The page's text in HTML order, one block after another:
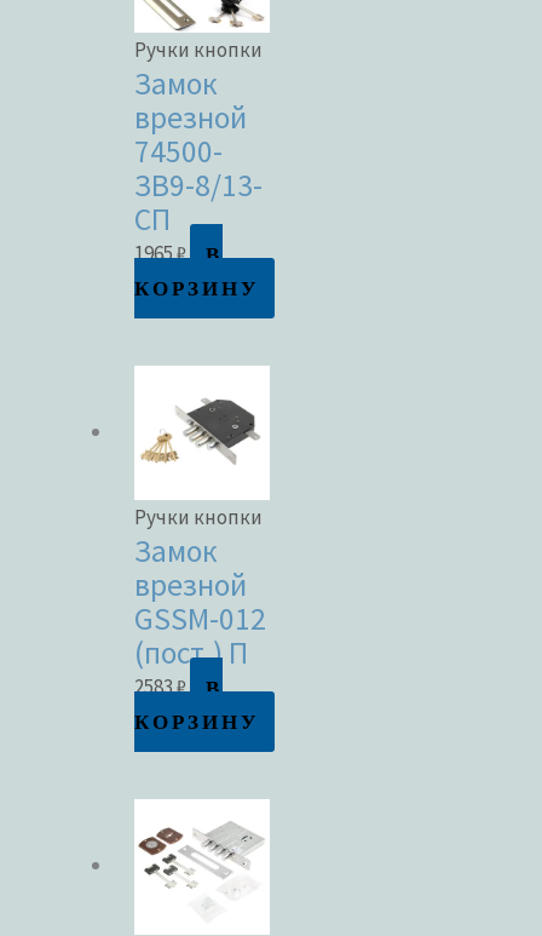
Ручки кнопки
Замок
врезной
74500-
ЗВ9-8/13-
СП
1965₽
В
КОРЗИНУ
Ручки кнопки
Замок
врезной
GSSM-012
(пост.) П
2583₽
В
КОРЗИНУ